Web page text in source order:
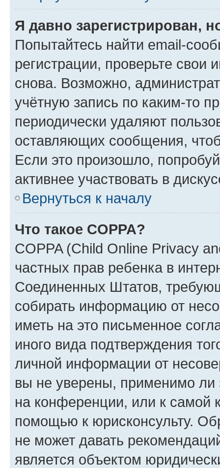
Я давно зарегистрирован,
Попытайтесь найти email-
регистрации, проверьте свои
снова. Возможно,
учётную запись по каким-то
периодически удаляют
оставляющих сообщения,
Если это произошло,
активнее участвовать в
Вернуться к началу
Что такое COPPA?
COPPA (Child Online Privacy
частных прав ребенка в
Соединенных Штатов,
собирать информацию от
иметь на это письменное
иного вида подтверждения
личной информации от
вы не уверены, применимо ли
на конференции, или к самой
помощью к юрисконсульту.
не может давать
является объектом